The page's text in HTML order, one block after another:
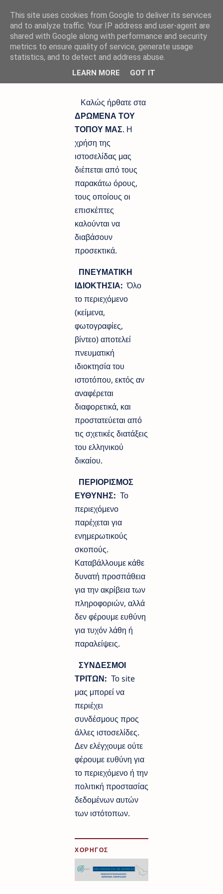
Αρχική σελίδα
ΟΡΟΙ ΧΡΗΣΗΣ
Καλώς ήρθατε στα
ΔΡΩΜΕΝΑ ΤΟΥ
ΤΟΠΟΥ ΜΑΣ. Η
χρήση της
ιστοσελίδας μας
διέπεται από τους
παρακάτω όρους,
τους οποίους οι
επισκέπτες
καλούνται να
διαβάσουν
προσεκτικά.
ΠΝΕΥΜΑΤΙΚΗ
ΙΔΙΟΚΤΗΣΙΑ: Όλο
το περιεχόμενο
(κείμενα,
φωτογραφίες,
βίντεο) αποτελεί
πνευματική
ιδιοκτησία του
ιστοτόπου, εκτός αν
αναφέρεται
διαφορετικά, και
προστατεύεται από
τις σχετικές διατάξεις
του ελληνικού
δικαίου.
ΠΕΡΙΟΡΙΣΜΟΣ
ΕΥΘΥΝΗΣ: Το
περιεχόμενο
παρέχεται για
ενημερωτικούς
σκοπούς.
Καταβάλλουμε κάθε
δυνατή προσπάθεια
για την ακρίβεια των
πληροφοριών, αλλά
δεν φέρουμε ευθύνη
για τυχόν λάθη ή
παραλείψεις.
ΣΥΝΔΕΣΜΟΙ
ΤΡΙΤΩΝ: Το site
μας μπορεί να
περιέχει
συνδέσμους προς
άλλες ιστοσελίδες.
Δεν ελέγχουμε ούτε
φέρουμε ευθύνη για
το περιεχόμενο ή την
πολιτική προστασίας
δεδομένων αυτών
των ιστότοπων.
ΧΟΡΗΓΟΣ
This site uses cookies from Google to deliver its services
and to analyze traffic. Your IP address and user-agent are
shared with Google along with performance and security
metrics to ensure quality of service, generate usage
statistics, and to detect and address abuse.
LEARN MORE GOT IT